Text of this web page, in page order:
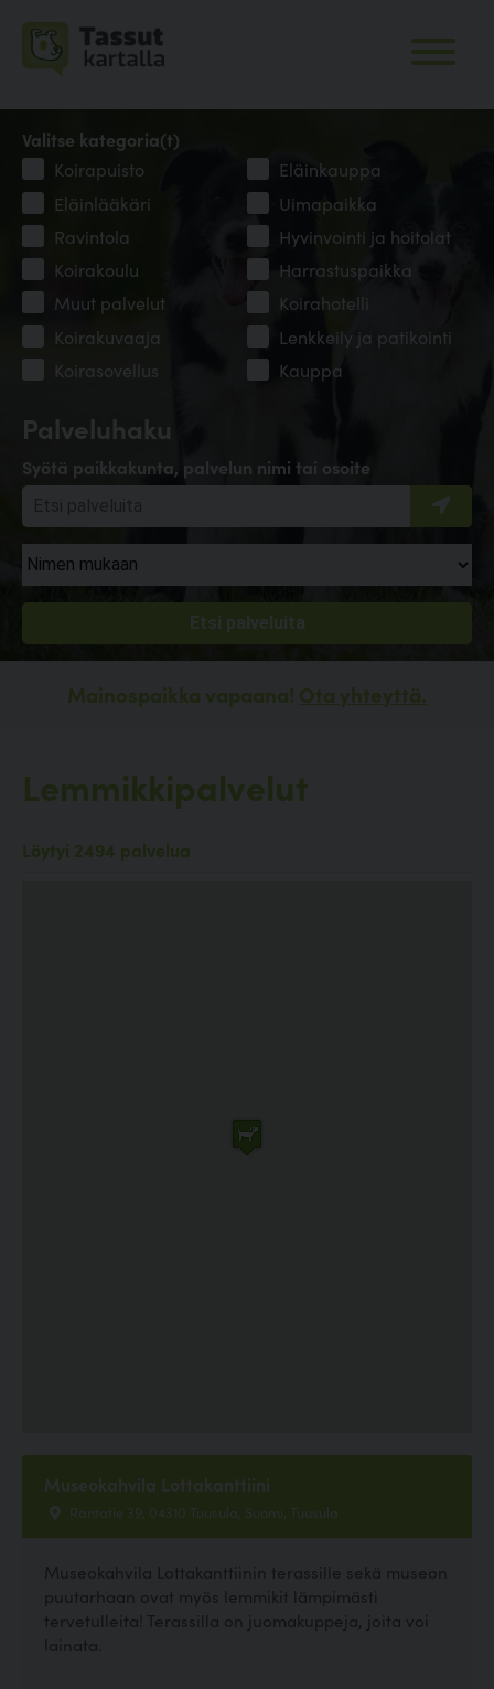
Palveluhaku
Syötä paikkakunta, palvelun nimi tai osoite
Valitse kategoria(t)
Koirapuisto
Eläinkauppa
Eläinlääkäri
Uimapaikka
Ravintola
Hyvinvointi ja hoitolat
Koirakoulu
Harrastuspaikka
Muut palvelut
Koirahotelli
Koirakuvaaja
Lenkkeily ja patikointi
Koirasovellus
Kauppa
Mainospaikka vapaana! Ota yhteyttä.
Lemmikkipalvelut
Löytyi 2494 palvelua
Museokahvila Lottakanttiini
Rantatie 39, 04310 Tuusula, Suomi, Tuusula
Museokahvila Lottakanttiinin terassille sekä museon
puutarhaan ovat myös lemmikit lämpimästi
tervetulleita! Terassilla on juomakuppeja, joita voi
lainata.